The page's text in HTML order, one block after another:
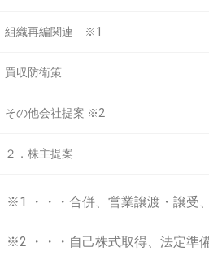
組織再編関連 ※1
買収防衛策
その他会社提案 ※2
２．株主提案
※1 ・・・合併、営業譲渡・譲受
※2 ・・・自己株式取得、法定準